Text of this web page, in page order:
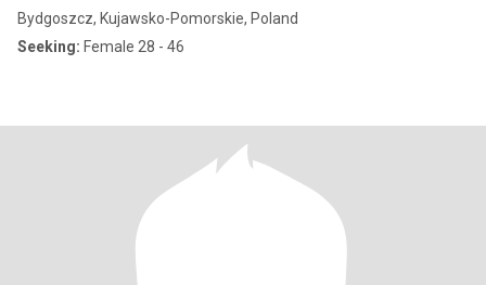
Bydgoszcz, Kujawsko-Pomorskie, Poland
Seeking: Female 28 - 46